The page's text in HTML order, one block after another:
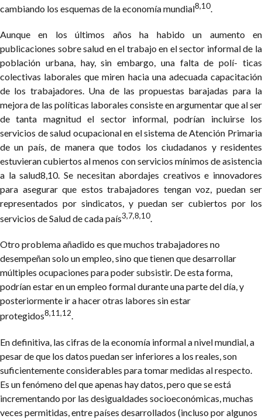
cambiando los esquemas de la economía mundial8,10.
Aunque en los últimos años ha habido un aumento en
publicaciones sobre salud en el trabajo en el sector informal de la
población urbana, hay, sin embargo, una falta de polí- ticas
colectivas laborales que miren hacia una adecuada capacitación
de los trabajadores. Una de las propuestas barajadas para la
mejora de las políticas laborales consiste en argumentar que al ser
de tanta magnitud el sector informal, podrían incluirse los
servicios de salud ocupacional en el sistema de Atención Primaria
de un país, de manera que todos los ciudadanos y residentes
estuvieran cubiertos al menos con servicios mínimos de asistencia
a la salud8,10. Se necesitan abordajes creativos e innovadores
para asegurar que estos trabajadores tengan voz, puedan ser
representados por sindicatos, y puedan ser cubiertos por los
servicios de Salud de cada país3,7,8,10.
Otro problema añadido es que muchos trabajadores no
desempeñan solo un empleo, sino que tienen que desarrollar
múltiples ocupaciones para poder subsistir. De esta forma,
podrían estar en un empleo formal durante una parte del día, y
posteriormente ir a hacer otras labores sin estar
protegidos8,11,12.
En definitiva, las cifras de la economía informal a nivel mundial, a
pesar de que los datos puedan ser inferiores a los reales, son
suficientemente considerables para tomar medidas al respecto.
Es un fenómeno del que apenas hay datos, pero que se está
incrementando por las desigualdades socioeconómicas, muchas
veces permitidas, entre países desarrollados (incluso por algunos